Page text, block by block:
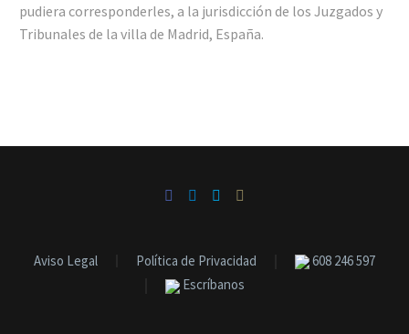
pudiera corresponderles, a la jurisdicción de los Juzgados y
Tribunales de la villa de Madrid, España.
Aviso Legal Política de Privacidad
608 246 597
Escríbanos